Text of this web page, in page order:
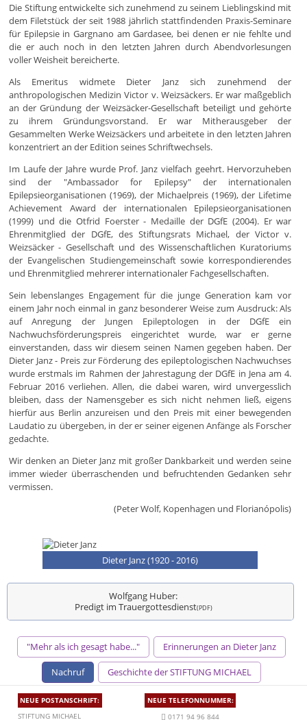
Dieter Janz (1920 - 2016)
Wolfgang Huber:
Predigt im Trauergottesdienst(PDF)
Die Stiftung entwickelte sich zunehmend zu seinem Lieblingskind mit
dem Filetstück der seit 1988 jährlich stattfindenden Praxis-Seminare
für Epilepsie in Gargnano am Gardasee, bei denen er nie fehlte und
die er auch noch in den letzten Jahren durch Abendvorlesungen
voller Weisheit bereicherte.
Als Emeritus widmete Dieter Janz sich zunehmend der
anthropologischen Medizin Victor v. Weizsäckers. Er war maßgeblich
an der Gründung der Weizsäcker-Gesellschaft beteiligt und gehörte
zu ihrem Gründungsvorstand. Er war Mitherausgeber der
Gesammelten Werke Weizsäckers und arbeitete in den letzten Jahren
konzentriert an der Edition seines Schriftwechsels.
Im Laufe der Jahre wurde Prof. Janz vielfach geehrt. Hervorzuheben
sind der "Ambassador for Epilepsy" der internationalen
Epilepsieorganisationen (1969), der Michaelpreis (1969), der Lifetime
Achievement Award der internationalen Epilepsieorganisationen
(1999) und die Otfrid Foerster - Medaille der DGfE (2004). Er war
Ehrenmitglied der DGfE, des Stiftungsrats Michael, der Victor v.
Weizsäcker - Gesellschaft und des Wissenschaftlichen Kuratoriums
der Evangelischen Studiengemeinschaft sowie korrespondierendes
und Ehrenmitglied mehrerer internationaler Fachgesellschaften.
Sein lebenslanges Engagement für die junge Generation kam vor
einem Jahr noch einmal in ganz besonderer Weise zum Ausdruck: Als
auf Anregung der Jungen Epileptologen in der DGfE ein
Nachwuchsförderungspreis eingerichtet wurde, war er gerne
einverstanden, dass wir diesem seinen Namen gegeben haben. Der
Dieter Janz - Preis zur Förderung des epileptologischen Nachwuchses
wurde erstmals im Rahmen der Jahrestagung der DGfE in Jena am 4.
Februar 2016 verliehen. Allen, die dabei waren, wird unvergesslich
bleiben, dass der Namensgeber es sich nicht nehmen ließ, eigens
hierfür aus Berlin anzureisen und den Preis mit einer bewegenden
Laudatio zu übergeben, in der er seiner eigenen Anfänge als Forscher
gedachte.
Wir denken an Dieter Janz mit großer Dankbarkeit und werden seine
immer wieder überraschenden und befruchtenden Gedanken sehr
vermissen.
(Peter Wolf, Kopenhagen und Florianópolis)
"Mehr als ich gesagt habe..." Erinnerungen an Dieter Janz
Nachruf Geschichte der STIFTUNG MICHAEL
NEUE POSTANSCHRIFT:
STIFTUNG MICHAEL
NEUE TELEFONNUMMER:
0171 94 96 844